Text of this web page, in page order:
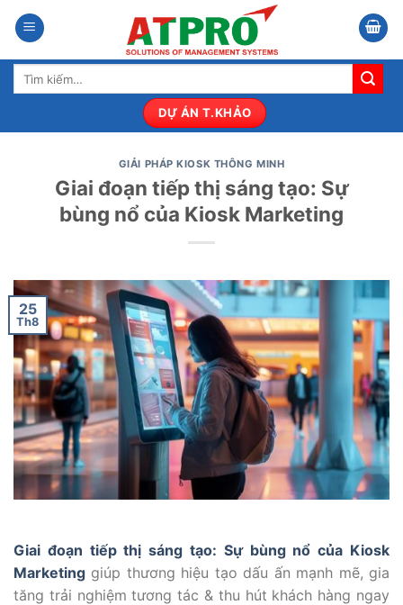
qua
nội
dung
Tìm
DỰ ÁN T.KHẢO
GIẢI PHÁP KIOSK THÔNG MINH
Giai đoạn tiếp thị sáng tạo: Sự
bùng nổ của Kiosk Marketing
25
Th8
Giai đoạn tiếp thị sáng tạo: Sự bùng nổ của Kiosk
Marketing giúp thương hiệu tạo dấu ấn mạnh mẽ, gia
tăng trải nghiệm tương tác & thu hút khách hàng ngay